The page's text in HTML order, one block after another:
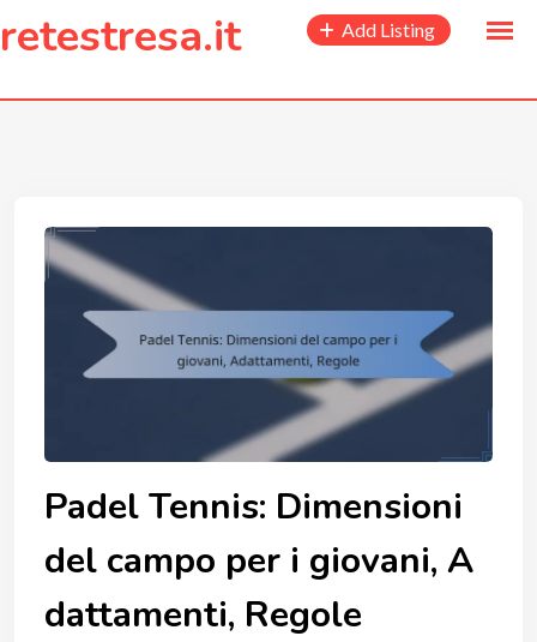
content
retestresa.it Add Listing
Padel Tennis: Dimensioni
del campo per i giovani, A
dattamenti, Regole